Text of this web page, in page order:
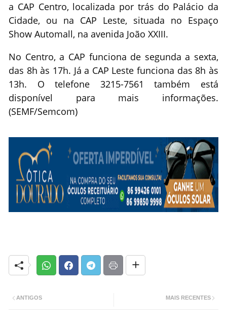
a CAP Centro, localizada por trás do Palácio da
Cidade, ou na CAP Leste, situada no Espaço
Show Automall, na avenida João XXIII.
No Centro, a CAP funciona de segunda a sexta,
das 8h às 17h. Já a CAP Leste funciona das 8h às
13h. O telefone 3215-7561 também está
disponível para mais informações.
(SEMF/Semcom)
MAIS RECENTES
ANTIGOS